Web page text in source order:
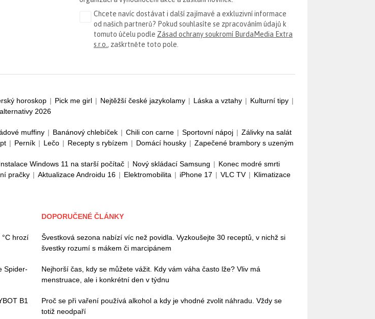
Chcete navíc dostávat i další zajímavé a exkluzivní informace
od našich partnerů? Pokud souhlasíte se zpracováním údajů k
tomuto účelu podle Zásad ochrany soukromí BurdaMedia Extra
s.r.o. , zaškrtněte toto pole.
horoskop | Pick me girl | Nejtěžší české jazykolamy | Láska a vztahy | Kulturní tipy |
2026
muffiny | Banánový chlebíček | Chili con carne | Sportovní nápoj | Zálivky na salát
| Perník | Lečo | Recepty s rybízem | Domácí housky | Zapečené brambory s uzeným
Windows 11 na starší počítač | Nový skládací Samsung | Konec modré smrti
pračky | Aktualizace Androidu 16 | Elektromobilita | iPhone 17 | VLC TV | Klimatizace
hrozí
Spider-
B1
DOPORUČENÉ ČLÁNKY
Švestková sezona nabízí víc než povidla. Vyzkoušejte 30 receptů, v nichž si
švestky rozumí s mákem či marcipánem
Nejhorší čas, kdy se můžete vážit. Kdy vám váha často lže? Vliv má
menstruace, ale i konkrétní den v týdnu
Proč se při vaření používá alkohol a kdy je vhodné zvolit náhradu. Vždy se
totiž neodpaří